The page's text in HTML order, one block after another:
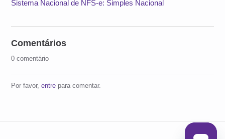
Sistema Nacional de NFS-e: Simples Nacional
Comentários
0 comentário
Por favor,entre para comentar.